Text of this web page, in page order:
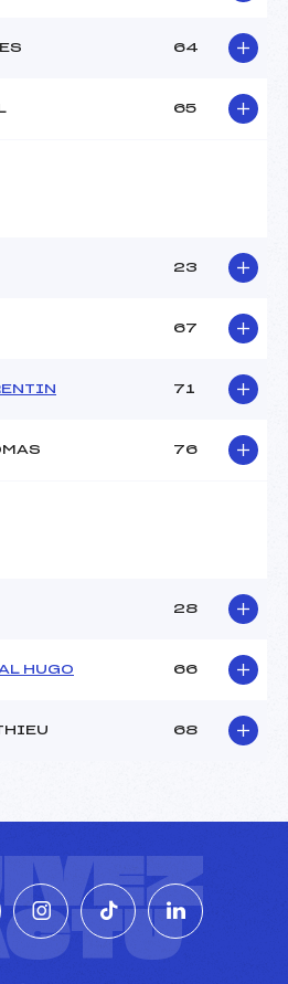
64
65
23
67
71
76
28
HUGO 66
68